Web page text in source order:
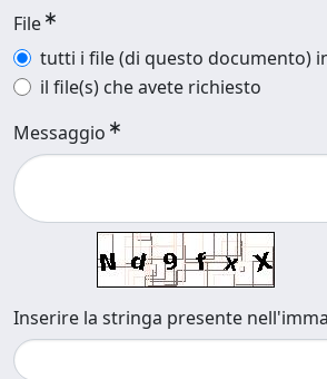
File
tutti i file (di questo documento)
il file(s) che avete richiesto
Messaggio
Inserire la stringa presente